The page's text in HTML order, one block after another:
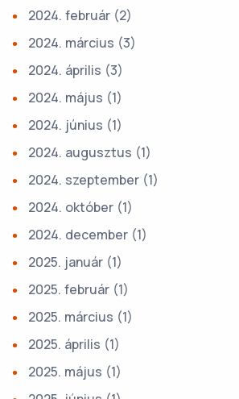
2024. február (2)
2024. március (3)
2024. április (3)
2024. május (1)
2024. június (1)
2024. augusztus (1)
2024. szeptember (1)
2024. október (1)
2024. december (1)
2025. január (1)
2025. február (1)
2025. március (1)
2025. április (1)
2025. május (1)